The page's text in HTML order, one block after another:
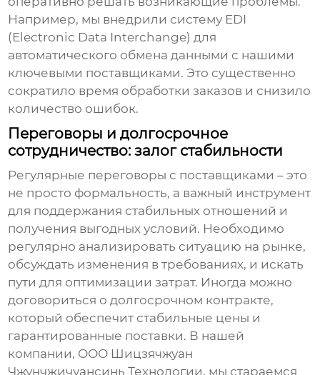
Например, мы внедрили систему EDI
(Electronic Data Interchange) для
автоматического обмена данными с нашими
ключевыми поставщиками. Это существенно
сократило время обработки заказов и снизило
количество ошибок.
Переговоры и долгосрочное
сотрудничество: залог стабильности
Регулярные переговоры с поставщиками – это
не просто формальность, а важный инструмент
для поддержания стабильных отношений и
получения выгодных условий. Необходимо
регулярно анализировать ситуацию на рынке,
обсуждать изменения в требованиях, и искать
пути для оптимизации затрат. Иногда можно
договориться о долгосрочном контракте,
который обеспечит стабильные цены и
гарантированные поставки. В нашей
компании, ООО Шицзячжуан
Чжунчжичуансинь Технологии, мы стараемся